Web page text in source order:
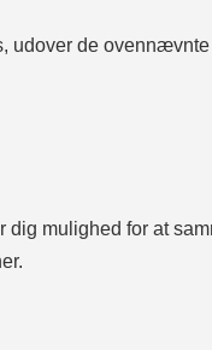
udover de ovennævnte
mulighed for at